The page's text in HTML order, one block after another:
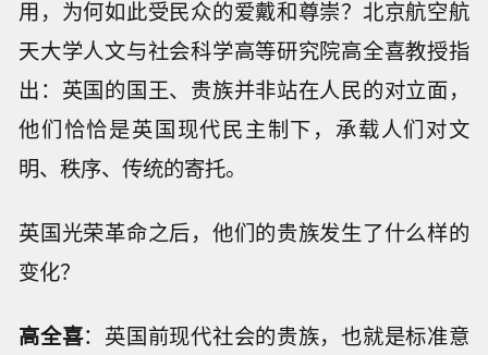
用，为何如此受民众的爱戴和尊崇？北京航空航
天大学人文与社会科学高等研究院高全喜教授指
出：英国的国王、贵族并非站在人民的对立面，
他们恰恰是英国现代民主制下，承载人们对文
明、秩序、传统的寄托。
英国光荣革命之后，他们的贵族发生了什么样的
变化？
高全喜：英国前现代社会的贵族，也就是标准意